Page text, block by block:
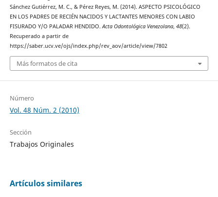
Sánchez Gutiérrez, M. C., & Pérez Reyes, M. (2014). ASPECTO PSICOLÓGICO
EN LOS PADRES DE RECIÉN NACIDOS Y LACTANTES MENORES CON LABIO
FISURADO Y/O PALADAR HENDIDO.Acta Odontológica Venezolana, 48(2).
Recuperado a partir de
https://saber.ucv.ve/ojs/index.php/rev_aov/article/view/7802
Más formatos de cita
Número
Vol. 48 Núm. 2 (2010)
Sección
Trabajos Originales
Artículos similares